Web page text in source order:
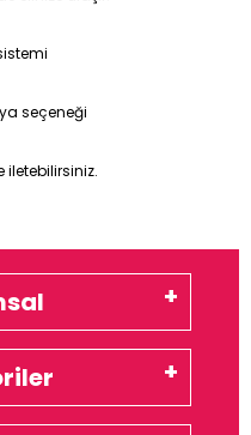
seçeneği
iletebilirsiniz.